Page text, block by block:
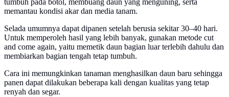
tumbuh pada botol, membuang daun yang menguning, serta
memantau kondisi akar dan media tanam.
Selada umumnya dapat dipanen setelah berusia sekitar 30–40 hari.
Untuk memperoleh hasil yang lebih banyak, gunakan metode cut
and come again, yaitu memetik daun bagian luar terlebih dahulu dan
membiarkan bagian tengah tetap tumbuh.
Cara ini memungkinkan tanaman menghasilkan daun baru sehingga
panen dapat dilakukan beberapa kali dengan kualitas yang tetap
renyah dan segar.